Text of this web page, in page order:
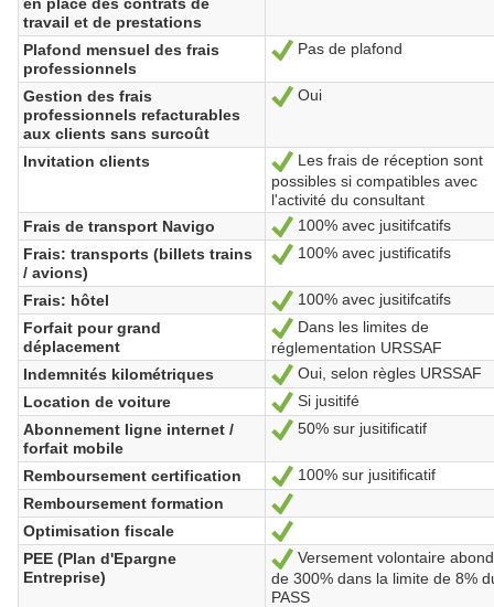
travail et de prestations
Plafond mensuel des frais
professionnels
Ja
Pas de plafond
Gestion des frais
professionnels refacturables
aux clients sans surcoût
Ja
Oui
Invitation clients Ja
Les frais de réception sont
possibles si compatibles avec
l'activité du consultant
Frais de transport Navigo
Ja
100% avec jusitifcatifs
Frais: transports (billets trains
/ avions)
Ja
100% avec justificatifs
Frais: hôtel Ja
100% avec jusitifcatifs
Forfait pour grand
déplacement
Ja
Dans les limites de
réglementation URSSAF
Indemnités kilométriques
Ja
Oui, selon règles URSSAF
Location de voiture
Ja
Si jusitifé
Abonnement ligne internet /
forfait mobile
Ja
50% sur jusitificatif
Remboursement certification Ja
100% sur jusitificatif
Remboursement formation
Ja
Optimisation fiscale
Ja
PEE (Plan d'Epargne
Entreprise)
Ja
Versement volontaire
de 300% dans la limite de 8%
PASS